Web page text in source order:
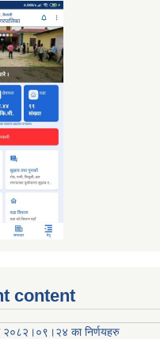
content
२०८२।०९।२४ का निर्णयहरु